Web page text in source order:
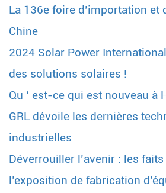
La 136e foire d’importation et
Chine
2024 Solar Power
des solutions solaires !
Qu ‘ est-ce qui est nouveau à
GRL dévoile les dernières
industrielles
Déverrouiller l’avenir : les
l’exposition de fabrication